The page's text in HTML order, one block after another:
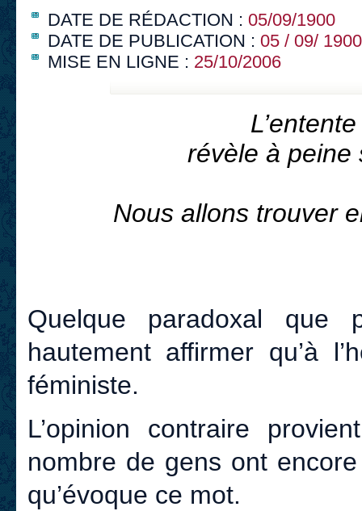
DATE DE RÉDACTION : 05/09/1900
DATE DE PUBLICATION : 05 / 09/ 1900
MISE EN LIGNE : 25/10/2006
révèle à peine
Nous allons trouver
Quelque paradoxal que
hautement affirmer qu’à
féministe.
L’opinion contraire
nombre de gens ont
qu’évoque ce mot.